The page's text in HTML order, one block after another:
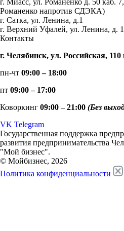
Романенко напротив СДЭКА)
г. Сатка, ул. Ленина, д.1
г. Верхний Уфалей, ул. Ленина, д.
Контакты
г. Челябинск, ул. Российская, 110
пн-чт 09:00 – 18:00
пт 09:00 – 17:00
Коворкинг 09:00 – 21:00 (Без
VK Telegram
Государственная поддержка
развития предпринимательства
"Мой бизнес".
© Мойбизнес, 2026
Политика конфиденциальности